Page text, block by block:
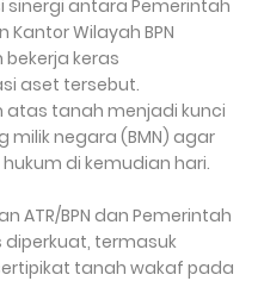
sinergi antara Pemerintah
Kantor Wilayah BPN
bekerja keras
aset tersebut.
atas tanah menjadi kunci
negara (BMN) agar
di kemudian hari.
ATR/BPN dan Pemerintah
diperkuat, termasuk
tanah wakaf pada